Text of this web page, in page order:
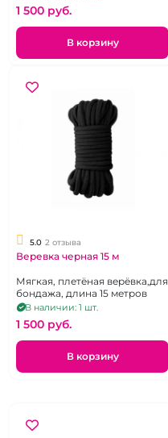
1 500 pуб.
В корзину
5.0 2 отзыва
Веревка черная 15 м
Мягкая, плетёная верёвка,для
бондажа, длина 15 метров
В наличии: 1 шт.
1 500 pуб.
В корзину